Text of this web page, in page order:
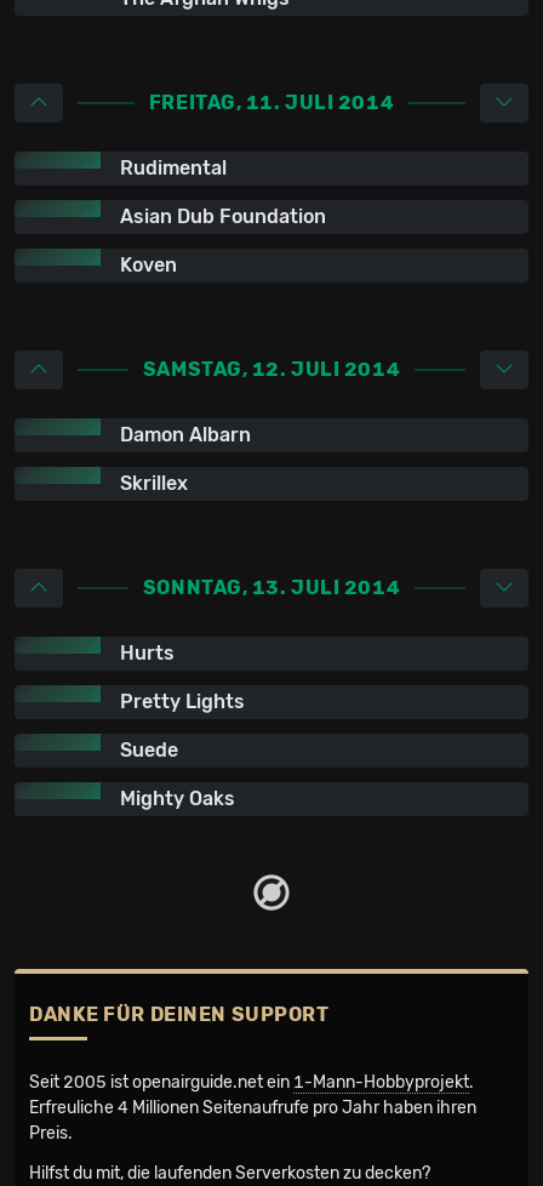
FREITAG, 11. JULI 2014
Rudimental
Asian Dub Foundation
Koven
SAMSTAG, 12. JULI 2014
Damon Albarn
Skrillex
SONNTAG, 13. JULI 2014
Hurts
Pretty Lights
Suede
Mighty Oaks
DANKE FÜR DEINEN SUPPORT
Seit 2005 ist openairguide.net ein 1-Mann-Hobbyprojekt.
Erfreuliche 4 Millionen Seiten­aufrufe pro Jahr haben ihren
Preis.
Hilfst du mit, die laufenden Serverkosten zu decken?